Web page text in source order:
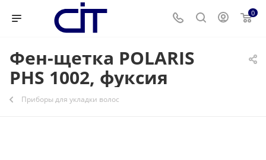
0
Фен-щетка POLARIS
PHS 1002, фуксия
Приборы для укладки волос